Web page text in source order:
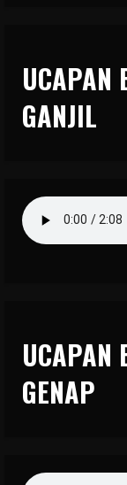
UCAPAN
GANJIL
UCAPAN
GENAP